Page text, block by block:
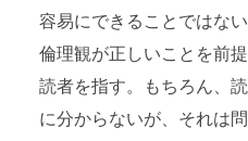
容易にできることではな
倫理観が正しいことを前
読者を指す。もちろん、
に分からないが、それは